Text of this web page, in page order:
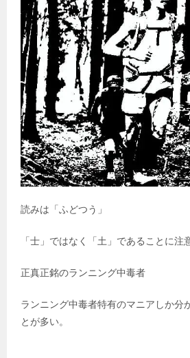
読みは「ふどつう」
「士」ではなく「土」であることに注
正真正銘のランニング中毒者
ランニング中毒者特有のマニアしか分
とが多い。